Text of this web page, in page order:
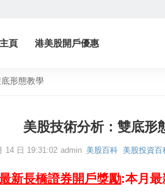
主頁 港美股開戶優惠
形態教學
美股技術分析：雙底形
14 日 19:31:02 admin 美股百科 美股投資百
新長橋證券開戶獎勵:本月